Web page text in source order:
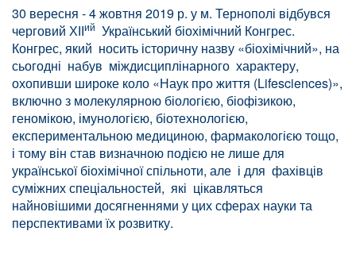
30 вересня - 4 жовтня 2019 р. у м. Тернополі відбувся
черговий ХІІий Український біохімічний Конгрес.
Конгрес, який носить історичну назву «біохімічний», на
сьогодні набув міждисциплінарного характеру,
охопивши широке коло «Наук про життя (Lifesciences)»,
включно з молекулярною біологією, біофізикою,
геномікою, імунологією, біотехнологією,
експериментальною медициною, фармакологією тощо,
і тому він став визначною подією не лише для
української біохімічної спільноти, але і для фахівців
суміжних спеціальностей, які цікавляться
найновішими досягненнями у цих сферах науки та
перспективами їх розвитку.